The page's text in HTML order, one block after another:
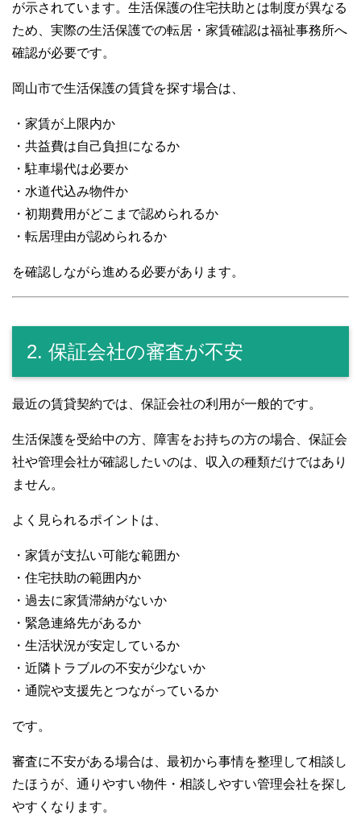
が示されています。生活保護の住宅扶助とは制度が異なる
ため、実際の生活保護での転居・家賃確認は福祉事務所へ
確認が必要です。
岡山市で生活保護の賃貸を探す場合は、
・家賃が上限内か
・共益費は自己負担になるか
・駐車場代は必要か
・水道代込み物件か
・初期費用がどこまで認められるか
・転居理由が認められるか
を確認しながら進める必要があります。
2. 保証会社の審査が不安
最近の賃貸契約では、保証会社の利用が一般的です。
生活保護を受給中の方、障害をお持ちの方の場合、保証会
社や管理会社が確認したいのは、収入の種類だけではあり
ません。
よく見られるポイントは、
・家賃が支払い可能な範囲か
・住宅扶助の範囲内か
・過去に家賃滞納がないか
・緊急連絡先があるか
・生活状況が安定しているか
・近隣トラブルの不安が少ないか
・通院や支援先とつながっているか
です。
審査に不安がある場合は、最初から事情を整理して相談し
たほうが、通りやすい物件・相談しやすい管理会社を探し
やすくなります。